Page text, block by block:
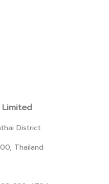
Limited
District
Thailand